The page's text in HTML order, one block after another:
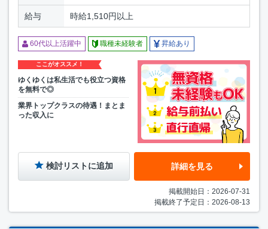
給与 時給1,510円以上
60代以上活躍中 職種未経験者 昇給あり
ここがオススメ！
ゆくゆくは私生活でも役立つ資格
を無料で◎
業界トップクラスの待遇！まとま
った収入に
検討リストに追加 詳細を見る
掲載開始日：2026-07-31
掲載終了予定日：2026-08-13